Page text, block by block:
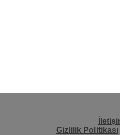
Gizlilik Politikası